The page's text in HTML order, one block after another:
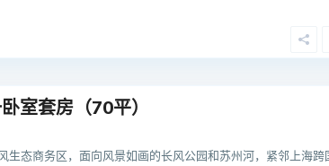
室套房（70平）
生态商务区，面向风景如画的长风公园和苏州河，紧邻上海跨